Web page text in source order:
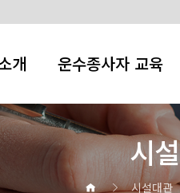
개 운수종사자 교육
시
시설대관